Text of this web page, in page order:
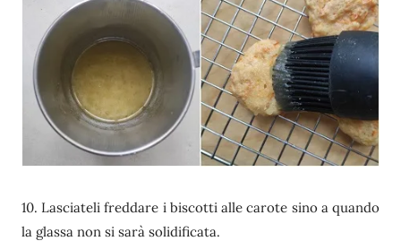
10. Lasciateli freddare i biscotti alle carote sino a quando
la glassa non si sarà solidificata.